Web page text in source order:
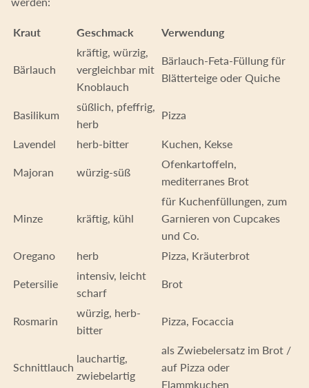
Kraut Geschmack Verwendung
Bärlauch
kräftig, würzig,
vergleichbar mit
Knoblauch
Bärlauch-Feta-Füllung für
Blätterteige oder Quiche
Basilikum
süßlich, pfeffrig,
herb
Pizza
Lavendel herb-bitter Kuchen, Kekse
Majoran würzig-süß
Ofenkartoffeln,
mediterranes Brot
Minze kräftig, kühl
für Kuchenfüllungen, zum
Garnieren von Cupcakes
und Co.
Oregano
herb Pizza, Kräuterbrot
Petersilie
intensiv, leicht
scharf
Brot
Rosmarin
würzig, herb-
bitter
Pizza, Focaccia
Schnittlauch
lauchartig,
zwiebelartig
als Zwiebelersatz im Brot /
auf Pizza oder
Flammkuchen